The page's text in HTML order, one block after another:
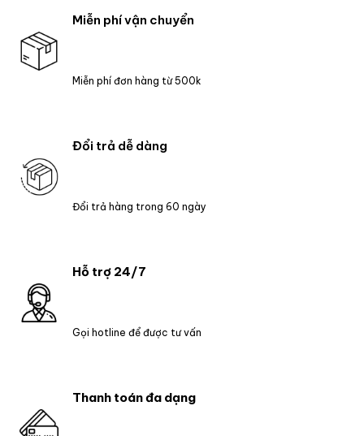
Đổi trả dễ dàng
Đổi trả hàng trong 60 ngày
Hỗ trợ 24/7
Gọi hotline để được tư vấn
Thanh toán đa dạng
Miễn phí vận chuyển
Miễn phí đơn hàng từ 500k